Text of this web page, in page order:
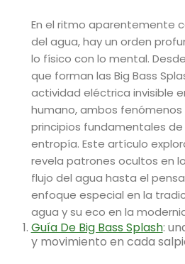
En el ritmo aparentemente
del agua, hay un orden
lo físico con lo mental.
que forman las Big Bass
actividad eléctrica invisible
humano, ambos
principios fundamentales
entropía. Este artículo
revela patrones ocultos en
flujo del agua hasta el
enfoque especial en la
agua y su eco en la
Guía De Big Bass Splash:
y movimiento en cada